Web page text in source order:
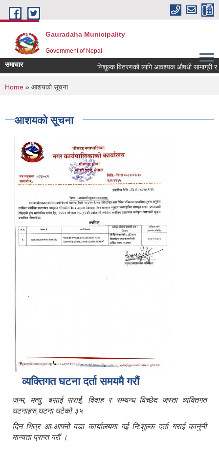
Skip to main content
Gauradaha Municipality
Government of Nepal
समाचार निशूल्क बितरणको लागि आवश्यक ‍औषधी सामाग्री
You are here
Home » आशयको सूचना
आशयको सूचना
व्यक्तिगत घटना दर्ता समयमै गरौं
जन्म, मत्यु, बसाई सराई, विवाह र सम्वन्ध विच्छेद जस्ता व्यक्तिगत
घटनाहरु,घटना घटेको ३५
दिन भित्र आ-आफ्नो वडा कार्यालयमा गई नि:शुल्क दर्ता गराई कानुनी
मान्यता प्राप्त गरौं ।